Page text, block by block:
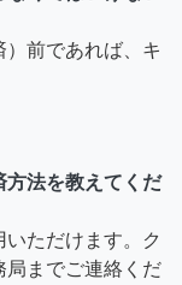
前であれば、キ
方法を教えてくだ
ただけます。ク
局までご連絡くだ